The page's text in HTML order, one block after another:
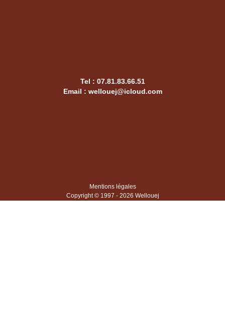
Mentions légales
Copyright © 1997 - 2026 Wellouej
Tel : 07.81.83.66.51
Email : wellouej@icloud.com